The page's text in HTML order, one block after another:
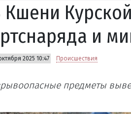
Кшени
и
2025 10:47 Происшествия
предметы